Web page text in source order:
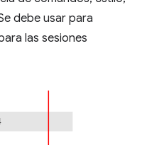
debe usar para
las sesiones